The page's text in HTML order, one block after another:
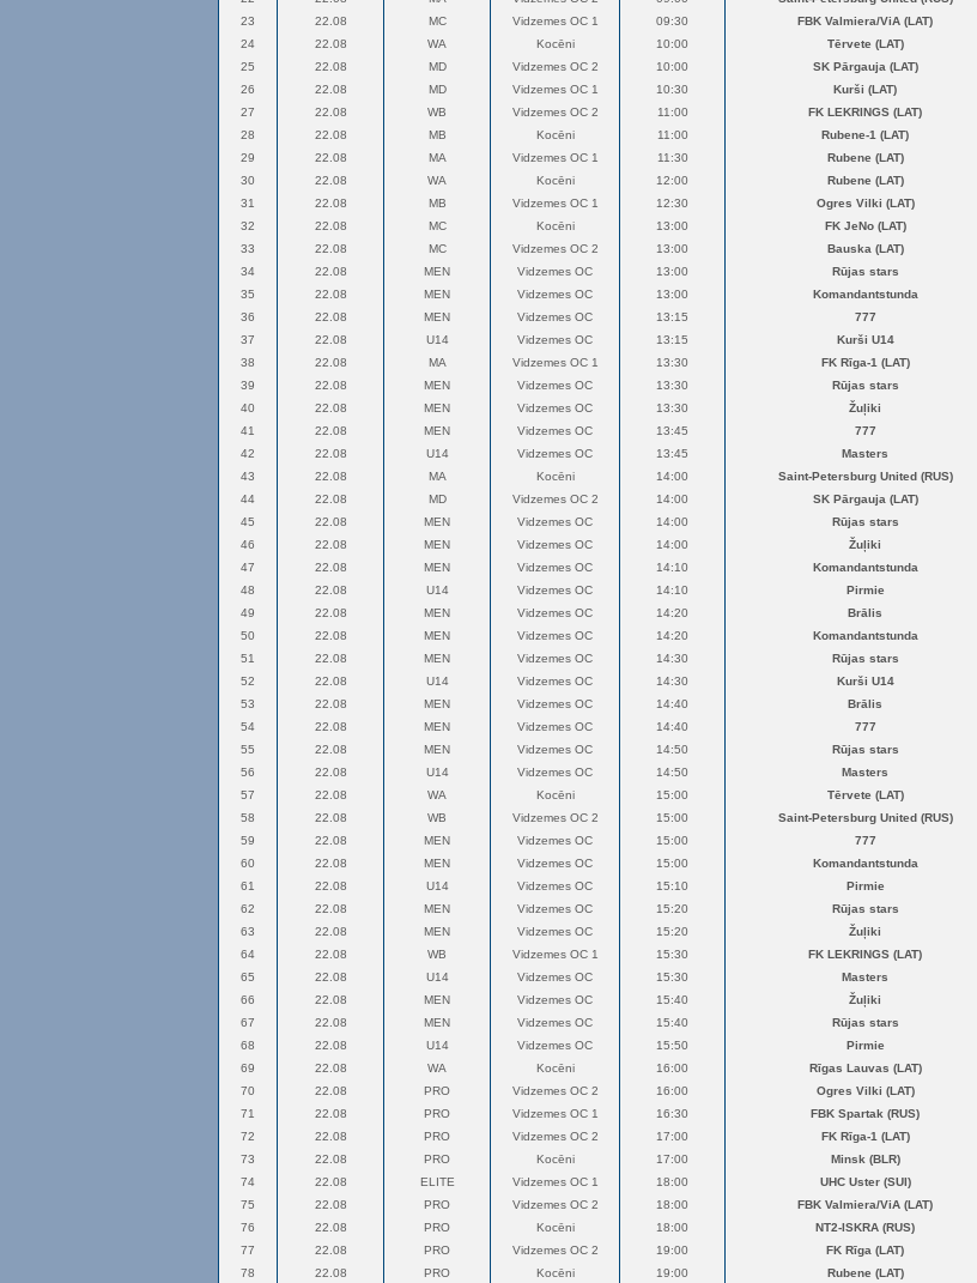
23
22.08 MC Vidzemes OC 1 09:30 FBK Valmiera/ViA (LAT)
24
22.08 WA Kocēni 10:00 Tērvete (LAT)
25
22.08 MD Vidzemes OC 2 10:00 SK Pārgauja (LAT)
26
22.08 MD Vidzemes OC 1 10:30 Kurši (LAT)
27
22.08 WB Vidzemes OC 2 11:00 FK LEKRINGS (LAT)
28
22.08 MB Kocēni 11:00 Rubene-1 (LAT)
29
22.08 MA Vidzemes OC 1 11:30 Rubene (LAT)
30
22.08 WA Kocēni 12:00 Rubene (LAT)
31
22.08 MB Vidzemes OC 1 12:30 Ogres Vilki (LAT)
32
22.08 MC Kocēni 13:00 FK JeNo (LAT)
33
22.08 MC Vidzemes OC 2 13:00 Bauska (LAT)
34
22.08 MEN Vidzemes OC 13:00 Rūjas stars
35
22.08 MEN Vidzemes OC 13:00 Komandantstunda
36
22.08 MEN Vidzemes OC 13:15 777
37
22.08 U14 Vidzemes OC 13:15 Kurši U14
38
22.08 MA Vidzemes OC 1 13:30 FK Rīga-1 (LAT)
39
22.08 MEN Vidzemes OC 13:30 Rūjas stars
40
22.08 MEN Vidzemes OC 13:30 Žuļiki
41
22.08 MEN Vidzemes OC 13:45 777
42
22.08 U14 Vidzemes OC 13:45 Masters
43
22.08 MA Kocēni 14:00 Saint-Petersburg United (RUS)
44
22.08 MD Vidzemes OC 2 14:00 SK Pārgauja (LAT)
45
22.08 MEN Vidzemes OC 14:00 Rūjas stars
46
22.08 MEN Vidzemes OC 14:00 Žuļiki
47
22.08 MEN Vidzemes OC 14:10 Komandantstunda
48
22.08 U14 Vidzemes OC 14:10 Pirmie
49
22.08 MEN Vidzemes OC 14:20 Brālis
50
22.08 MEN Vidzemes OC 14:20 Komandantstunda
51
22.08 MEN Vidzemes OC 14:30 Rūjas stars
52
22.08 U14 Vidzemes OC 14:30 Kurši U14
53
22.08 MEN Vidzemes OC 14:40 Brālis
54
22.08 MEN Vidzemes OC 14:40 777
55
22.08 MEN Vidzemes OC 14:50 Rūjas stars
56
22.08 U14 Vidzemes OC 14:50 Masters
57
22.08 WA Kocēni 15:00 Tērvete (LAT)
58
22.08 WB Vidzemes OC 2 15:00 Saint-Petersburg United (RUS)
59
22.08 MEN Vidzemes OC 15:00 777
60
22.08 MEN Vidzemes OC 15:00 Komandantstunda
61
22.08 U14 Vidzemes OC 15:10 Pirmie
62
22.08 MEN Vidzemes OC 15:20 Rūjas stars
63
22.08 MEN Vidzemes OC 15:20 Žuļiki
64
22.08 WB Vidzemes OC 1 15:30 FK LEKRINGS (LAT)
65
22.08 U14 Vidzemes OC 15:30 Masters
66
22.08 MEN Vidzemes OC 15:40 Žuļiki
67
22.08 MEN Vidzemes OC 15:40 Rūjas stars
68
22.08 U14 Vidzemes OC 15:50 Pirmie
69
22.08 WA Kocēni 16:00 Rīgas Lauvas (LAT)
70
22.08 PRO Vidzemes OC 2 16:00 Ogres Vilki (LAT)
71
22.08 PRO Vidzemes OC 1 16:30 FBK Spartak (RUS)
72
22.08 PRO Vidzemes OC 2 17:00 FK Rīga-1 (LAT)
73
22.08 PRO Kocēni 17:00 Minsk (BLR)
74
22.08 ELITE Vidzemes OC 1 18:00 UHC Uster (SUI)
75
22.08 PRO Vidzemes OC 2 18:00 FBK Valmiera/ViA (LAT)
76
22.08 PRO Kocēni 18:00 NT2-ISKRA (RUS)
77
22.08 PRO Vidzemes OC 2 19:00 FK Rīga (LAT)
78
22.08 PRO Kocēni 19:00 Rubene (LAT)